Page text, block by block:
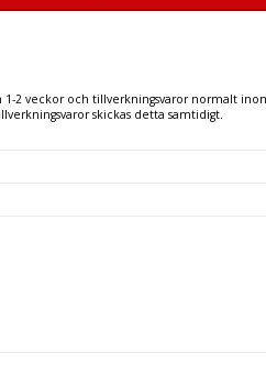
1-2 veckor och tillverkningsvaror normalt
skickas detta samtidigt.